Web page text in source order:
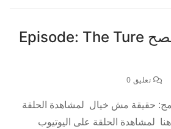
حلقة: الصورة الصح Episode: The Ture
تعليق 0
حقيقة مش خيال لمشاهدة الحلقة
لمشاهدة الحلقة على اليوتيوب